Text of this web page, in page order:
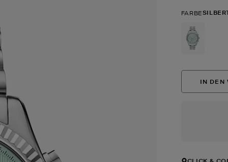
FARBE
IN DEN